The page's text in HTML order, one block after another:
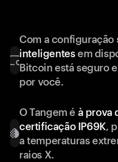
Com a configuração
inteligentesem
Bitcoin está seguro
por você.
O Tangem é à prova
certificação IP69K,
a temperaturas
raios X.